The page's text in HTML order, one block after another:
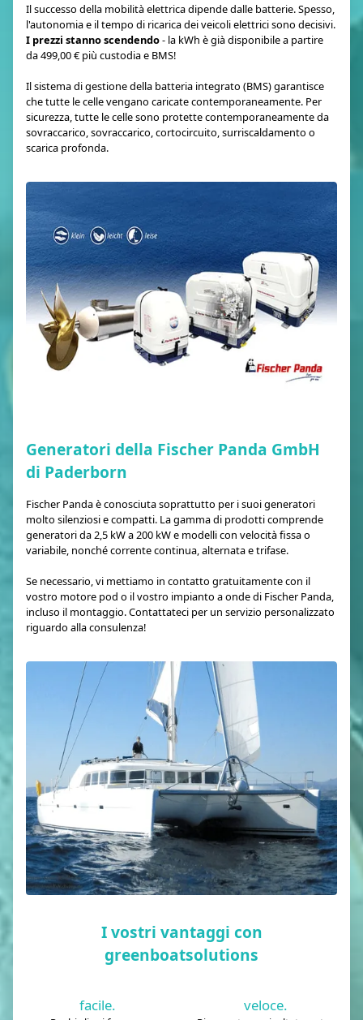
Il successo della mobilità elettrica dipende dalle batterie. Spesso,
l'autonomia e il tempo di ricarica dei veicoli elettrici sono decisivi.
I prezzi stanno scendendo- la kWh è già disponibile a partire
da 499,00 € più custodia e BMS!
Il sistema di gestione della batteria integrato (BMS) garantisce
che tutte le celle vengano caricate contemporaneamente. Per
sicurezza, tutte le celle sono protette contemporaneamente da
sovraccarico, sovraccarico, cortocircuito, surriscaldamento o
scarica profonda.
Generatori della Fischer Panda GmbH
di Paderborn
Fischer Panda è conosciuta soprattutto per i suoi generatori
molto silenziosi e compatti. La gamma di prodotti comprende
generatori da 2,5 kW a 200 kW e modelli con velocità fissa o
variabile, nonché corrente continua, alternata e trifase.
Se necessario, vi mettiamo in contatto gratuitamente con il
vostro motore pod o il vostro impianto a onde di Fischer Panda,
incluso il montaggio. Contattateci per un servizio personalizzato
riguardo alla consulenza!
I vostri vantaggi con
greenboatsolutions
facile. veloce.